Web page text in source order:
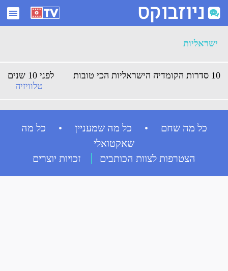
ארכיון ישראליות - ניוזבוקס
ישראליות
10 סדרות הקומדיה הישראליות הכי טובות
לפני 10 שנים
טלוויזיה
כל מה שחם • כל מה שמעניין • כל מה
שאקטואלי
הצטרפות לצוות הכותבים
זכויות יוצרים